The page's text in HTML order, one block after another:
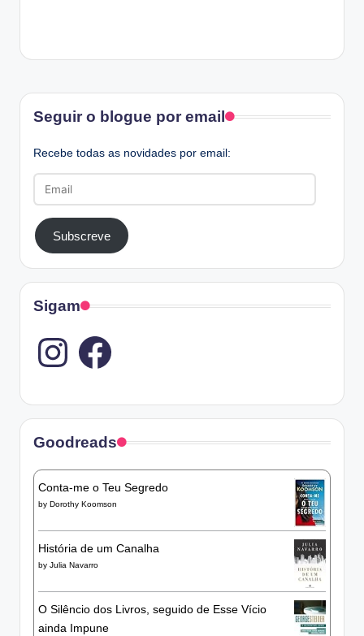
Seguir o blogue por email
Recebe todas as novidades por email:
Subscreve
Sigam
Instagram
Goodreads
Conta-me o Teu Segredo
by Dorothy Koomson
História de um Canalha
by Julia Navarro
O Silêncio dos Livros, seguido de Esse Vício
ainda Impune